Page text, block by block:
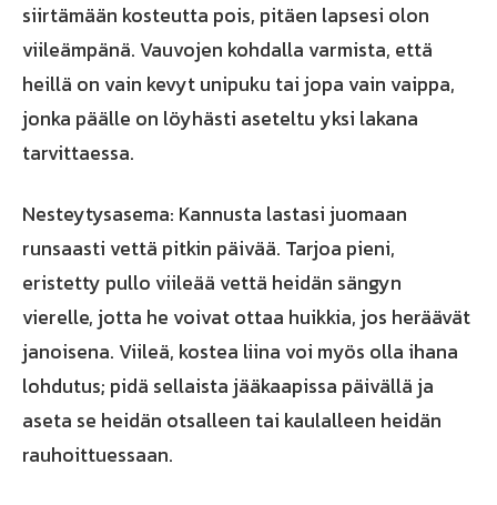
siirtämään kosteutta pois, pitäen lapsesi olon
viileämpänä. Vauvojen kohdalla varmista, että
heillä on vain kevyt unipuku tai jopa vain vaippa,
jonka päälle on löyhästi aseteltu yksi lakana
tarvittaessa.
Nesteytysasema: Kannusta lastasi juomaan
runsaasti vettä pitkin päivää. Tarjoa pieni,
eristetty pullo viileää vettä heidän sängyn
vierelle, jotta he voivat ottaa huikkia, jos heräävät
janoisena. Viileä, kostea liina voi myös olla ihana
lohdutus; pidä sellaista jääkaapissa päivällä ja
aseta se heidän otsalleen tai kaulalleen heidän
rauhoittuessaan.